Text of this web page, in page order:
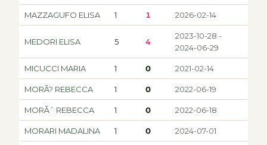
MAZZAGUFO ELISA 1 1 2026-02-14
MEDORI ELISA 5 4
2023-10-28 -
2024-06-29
MICUCCI MARIA 1 0 2021-02-14
MORÃ? REBECCA 1 0 2022-06-19
MORÃˆ REBECCA 1 0 2022-06-18
MORARI MADALINA 1 0 2024-07-01